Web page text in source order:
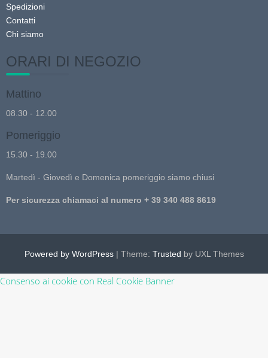
Spedizioni
Contatti
Chi siamo
ORARI DI NEGOZIO
Mattino
08.30 - 12.00
Pomeriggio
15.30 - 19.00
Martedì - Giovedì e Domenica pomeriggio siamo chiusi
Per sicurezza chiamaci al numero + 39 340 488 8619
Powered by WordPress | Theme: Trusted by UXL Themes
Consenso ai cookie con Real Cookie Banner